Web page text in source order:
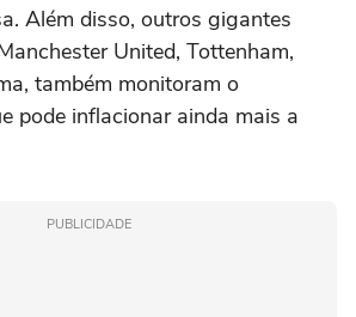
Além disso, outros gigantes
United, Tottenham,
também monitoram o
pode inflacionar ainda mais a
PUBLICIDADE